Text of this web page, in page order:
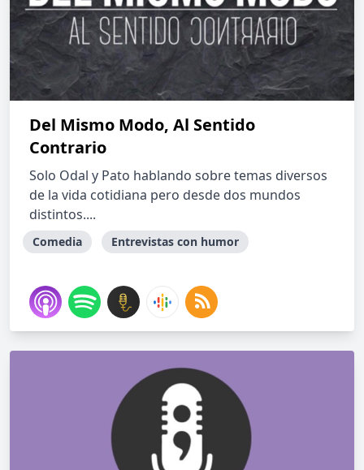
Del Mismo Modo, Al Sentido
Contrario
Solo Odal y Pato hablando sobre temas diversos
de la vida cotidiana pero desde dos mundos
distintos....
Comedia Entrevistas con humor